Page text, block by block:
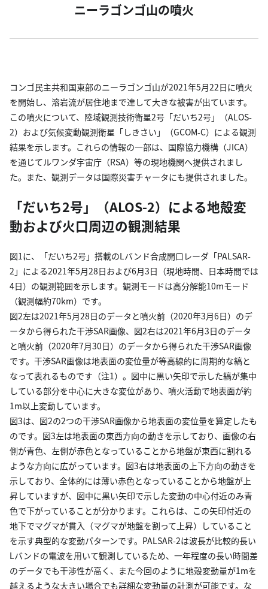
ニーラゴンゴ山の噴火
コンゴ民主共和国東部のニーラゴンゴ山が2021年5月22日に噴火
を開始し、溶岩流が居住地まで達して大きな被害が出ています。
この噴火について、陸域観測技術衛星2号「だいち2号」（ALOS-
2）および気候変動観測衛星「しきさい」（GCOM-C）による観測
結果を示します。これらの情報の一部は、国際協力機構（JICA）
を通じてルワンダ宇宙庁（RSA）等の現地機関へ提供されまし
た。また、観測データは国際災害チャータにも提供されました。
「だいち2号」（ALOS-2）による地殻変
動および火口周辺の観測結果
図1に、「だいち2号」搭載のLバンド合成開口レーダ「PALSAR-
2」による2021年5月28日および6月3日（現地時間、日本時間では
4日）の観測範囲を示します。観測モードは高分解能10mモード
（観測幅約70km）です。
図2左は2021年5月28日のデータと噴火前（2020年3月6日）のデ
ータから得られた干渉SAR画像、図2右は2021年6月3日のデータ
と噴火前（2020年7月30日）のデータから得られた干渉SAR画像
です。干渉SAR画像は地表面の変位量が等高線的に周期的な縞と
なって表れるものです（注1）。図中に黒い矢印で示した縞が集中
している部分を中心に大きな変位があり、噴火活動で地表面が約
1m以上変動しています。
図3は、図2の2つの干渉SAR画像から地表面の変位量を算定したも
のです。図3左は地表面の東西方向の動きを示しており、画像の右
側が青色、左側が赤色となっていることから地盤が東西に割れる
ような方向に広がっています。図3右は地表面の上下方向の動きを
示しており、全体的には薄い赤色となっていることから地盤が上
昇していますが、図中に黒い矢印で示した変動の中心付近のみ青
色で下がっていることが分かります。これらは、この矢印付近の
地下でマグマが貫入（マグマが地盤を割って上昇）していること
を示す典型的な変動パターンです。PALSAR-2は波長が比較的長い
Lバンドの電波を用いて観測しているため、一年程度の長い時間差
のデータでも干渉性が高く、また今回のように地殻変動量が1mを
越えるような大きい場合でも詳細な変動量の計測が可能です。な